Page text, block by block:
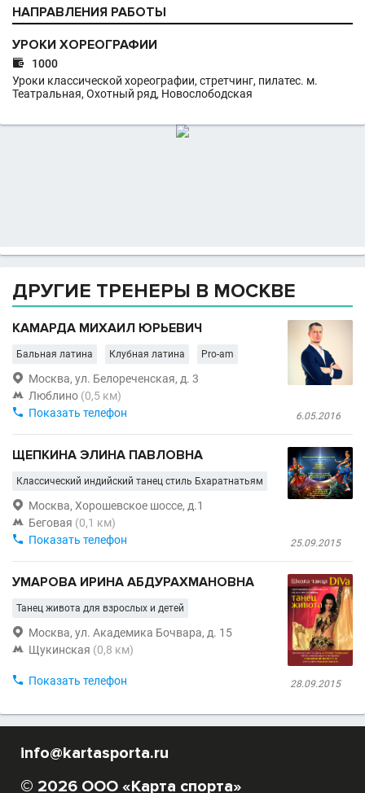
НАПРАВЛЕНИЯ РАБОТЫ
УРОКИ ХОРЕОГРАФИИ

1000
Уроки классической хореографии, стретчинг, пилатес. м.
Театральная, Охотный ряд, Новослободская
ДРУГИЕ ТРЕНЕРЫ В МОСКВЕ
КАМАРДА МИХАИЛ ЮРЬЕВИЧ
Бальная латина Клубная латина Pro-am
 Москва, ул. Белореченская, д. 3
 Люблино (0,5 км)
6.05.2016
 Показать телефон
ЩЕПКИНА ЭЛИНА ПАВЛОВНА
Классический индийский танец стиль Бхаратнатьям
 Москва, Хорошевское шоссе, д.1
 Беговая (0,1 км)
25.09.2015
 Показать телефон
УМАРОВА ИРИНА АБДУРАХМАНОВНА
Танец живота для взрослых и детей
 Москва, ул. Академика Бочвара, д. 15
 Щукинская (0,8 км)
28.09.2015
 Показать телефон
info@kartasporta.ru
© 2026 ООО «Карта спорта»